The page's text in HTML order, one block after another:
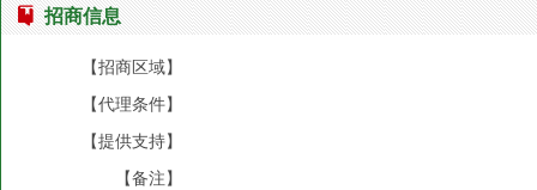
招商信息
【招商区域】
【代理条件】
【提供支持】
【备注】